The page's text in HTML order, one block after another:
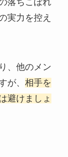
実力を控え
、他のメン
が、 相手を
避けましょ